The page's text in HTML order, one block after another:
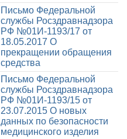
Письмо Федеральной
службы Росздравнадзора
РФ №01И-1193/17 от
18.05.2017 О
прекращении обращения
средства
Письмо Федеральной
службы Росздравнадзора
РФ №01И-1193/15 от
23.07.2015 О новых
данных по безопасности
медицинского изделия